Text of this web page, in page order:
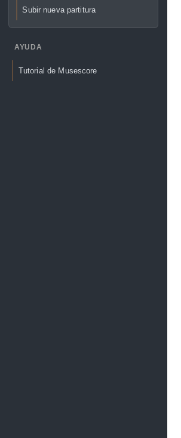
Subir nueva partitura
AYUDA
Tutorial de Musescore